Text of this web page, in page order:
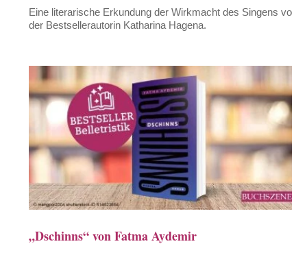
Eine literarische Erkundung der Wirkmacht des Singens von
der Bestsellerautorin Katharina Hagena.
„Dschinns“ von Fatma Aydemir